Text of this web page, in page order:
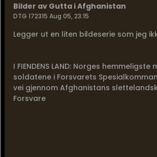
Bilder av Gutta i Afghanistan
DTG 172315 Aug 05, 23:15
Legger ut en liten bildeserie som jeg
I FIENDENS LAND: Norges hemmeligste
soldatene i Forsvarets
vei gjennom Afghanistans
Forsvare